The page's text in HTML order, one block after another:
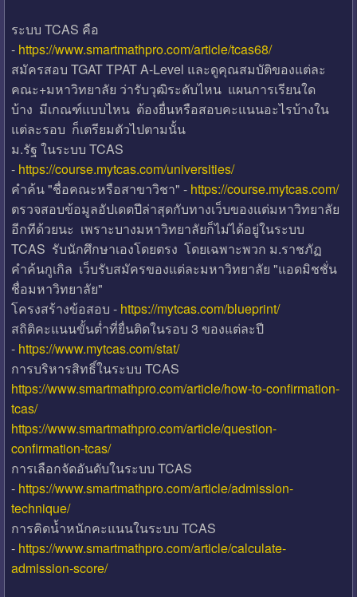
ระบบ TCAS คือ
- https://www.smartmathpro.com/article/tcas68/
สมัครสอบ TGAT TPAT A-Level และดูคุณสมบัติของแต่ละ
คณะ+มหาวิทยาลัย ว่ารับวุฒิระดับไหน แผนการเรียนใด
บ้าง มีเกณฑ์แบบไหน ต้องยื่นหรือสอบคะแนนอะไรบ้างใน
แต่ละรอบ ก็เตรียมตัวไปตามนั้น
ม.รัฐ ในระบบ TCAS
- https://course.mytcas.com/universities/
คำค้น "ชื่อคณะหรือสาขาวิชา" - https://course.mytcas.com/
ตรวจสอบข้อมูลอัปเดตปีล่าสุดกับทางเว็บของแต่มหาวิทยาลัย
อีกทีด้วยนะ เพราะบางมหาวิทยาลัยก็ไม่ได้อยู่ในระบบ
TCAS รับนักศึกษาเองโดยตรง โดยเฉพาะพวก ม.ราชภัฏ
คำค้นกูเกิล เว็บรับสมัครของแต่ละมหาวิทยาลัย "แอดมิชชั่น
ชื่อมหาวิทยาลัย"
โครงสร้างข้อสอบ - https://mytcas.com/blueprint/
สถิติคะแนนขั้นต่ำที่ยื่นติดในรอบ 3 ของแต่ละปี
- https://www.mytcas.com/stat/
การบริหารสิทธิ์ในระบบ TCAS
https://www.smartmathpro.com/article/how-to-confirmation-
tcas/
https://www.smartmathpro.com/article/question-
confirmation-tcas/
การเลือกจัดอันดับในระบบ TCAS
- https://www.smartmathpro.com/article/admission-
technique/
การคิดน้ำหนักคะแนนในระบบ TCAS
- https://www.smartmathpro.com/article/calculate-
admission-score/